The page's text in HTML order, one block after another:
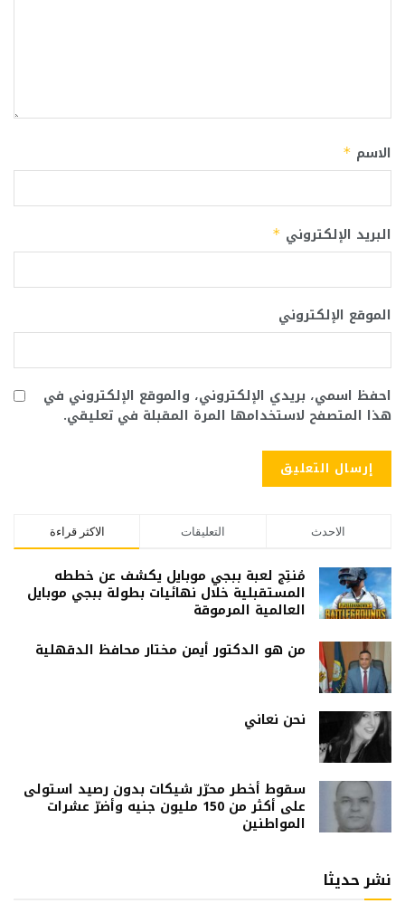
الاسم *
البريد الإلكتروني *
الموقع الإلكتروني
احفظ اسمي، بريدي الإلكتروني، والموقع الإلكتروني في
هذا المتصفح لاستخدامها المرة المقبلة في تعليقي.
الاكثر قراءة التعليقات الاحدث
مُنتِج لعبة ببجي موبايل يكشف عن خططه
المستقبلية خلال نهائيات بطولة ببجي موبايل
العالمية المرموقة
من هو الدكتور أيمن مختار محافظ الدقهلية
نحن نعاني
سقوط أخطر محرّر شيكات بدون رصيد استولى
على أكثر من 150 مليون جنيه وأضرّ عشرات
المواطنين
نشر حديثا